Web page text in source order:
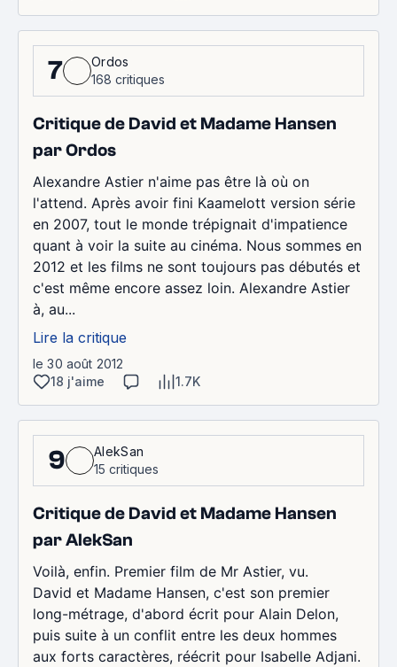
7
Ordos
168 critiques
Critique de David et Madame Hansen
par Ordos
Alexandre Astier n'aime pas être là où on
l'attend. Après avoir fini Kaamelott version série
en 2007, tout le monde trépignait d'impatience
quant à voir la suite au cinéma. Nous sommes en
2012 et les films ne sont toujours pas débutés et
c'est même encore assez loin. Alexandre Astier
à, au...
Lire la critique
le 30 août 2012
18 j'aime
1.7K
9
AlekSan
15 critiques
Critique de David et Madame Hansen
par AlekSan
Voilà, enfin. Premier film de Mr Astier, vu.
David et Madame Hansen, c'est son premier
long-métrage, d'abord écrit pour Alain Delon,
puis suite à un conflit entre les deux hommes
aux forts caractères, réécrit pour Isabelle Adjani.